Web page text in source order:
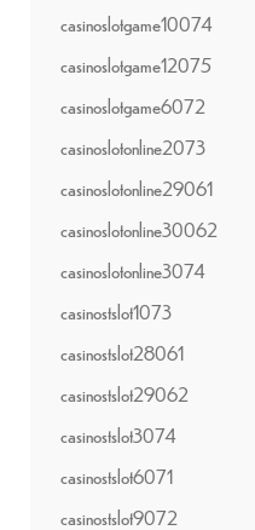
casinoslotgame10074
casinoslotgame12075
casinoslotgame6072
casinoslotonline2073
casinoslotonline29061
casinoslotonline30062
casinoslotonline3074
casinostslot1073
casinostslot28061
casinostslot29062
casinostslot3074
casinostslot6071
casinostslot9072